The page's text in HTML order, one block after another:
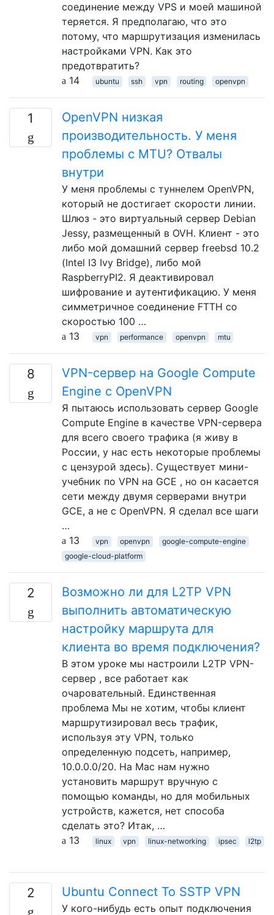
соединение между VPS и моей машиной
теряется. Я предполагаю, что это
потому, что маршрутизация изменилась
настройками VPN. Как это
предотвратить?
14
ubuntu ssh vpn routing openvpn
1
OpenVPN низкая
производительность. У меня
проблемы с MTU? Отвалы
внутри
У меня проблемы с туннелем OpenVPN,
который не достигает скорости линии.
Шлюз - это виртуальный сервер Debian
Jessy, размещенный в OVH. Клиент - это
либо мой домашний сервер freebsd 10.2
(Intel I3 Ivy Bridge), либо мой
RaspberryPI2. Я деактивировал
шифрование и аутентификацию. У меня
симметричное соединение FTTH со
скоростью 100 …
13
vpn performance openvpn mtu
8
VPN-сервер на Google Compute
Engine с OpenVPN
Я пытаюсь использовать сервер Google
Compute Engine в качестве VPN-сервера
для всего своего трафика (я живу в
России, у нас есть некоторые проблемы
с цензурой здесь). Существует мини-
учебник по VPN на GCE , но он касается
сети между двумя серверами внутри
GCE, а не с OpenVPN. Я сделал все шаги
…
13
vpn openvpn
google-compute-engine
google-cloud-platform
2
Возможно ли для L2TP VPN
выполнить автоматическую
настройку маршрута для
клиента во время подключения?
В этом уроке мы настроили L2TP VPN-
сервер , все работает как
очаровательный. Единственная
проблема Мы не хотим, чтобы клиент
маршрутизировал весь трафик,
используя эту VPN, только
определенную подсеть, например,
10.0.0.0/20. На Mac нам нужно
установить маршрут вручную с
помощью команды, но для мобильных
устройств, кажется, нет способа
сделать это? Итак, …
13
linux vpn linux-networking ipsec l2tp
2 Ubuntu Connect To SSTP VPN
У кого-нибудь есть опыт подключения